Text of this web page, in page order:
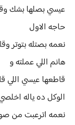
عيسي بصلها بشك
حاجه الاول
نعمه بصتله بتوتر
هانم اللي عملته و
قاطعها عيسي اللي
الوكل ده ياله
نعمه اترعبت من